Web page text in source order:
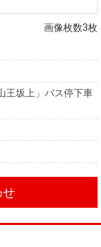
画像枚数3枚
王坂上」バス停下車
せ